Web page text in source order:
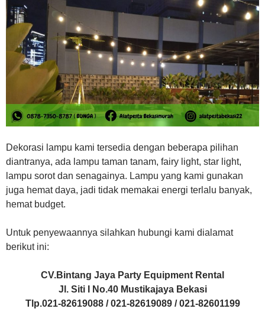
Dekorasi lampu kami tersedia dengan beberapa pilihan
diantranya, ada lampu taman tanam, fairy light, star light,
lampu sorot dan senagainya. Lampu yang kami gunakan
juga hemat daya, jadi tidak memakai energi terlalu banyak,
hemat budget.
Untuk penyewaannya silahkan hubungi kami dialamat
berikut ini:
CV.Bintang Jaya Party Equipment Rental
Jl. Siti I No.40 Mustikajaya Bekasi
Tlp.021-82619088 / 021-82619089 / 021-82601199